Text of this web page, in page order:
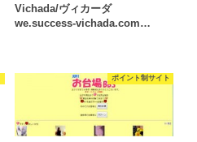
Vichada/ヴィカーダ
we.success-vichada.com…
ポイント制サイト